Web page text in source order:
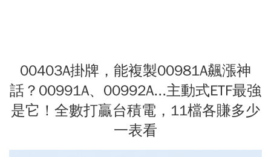
00403A掛牌，能複製00981A飆漲神
話？00991A、00992A...主動式ETF最強
是它！全數打贏台積電，11檔各賺多少
一表看